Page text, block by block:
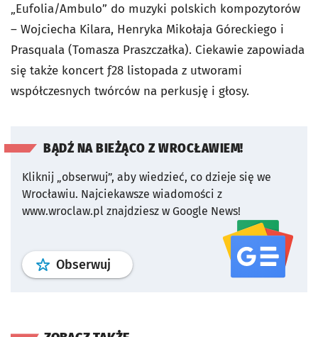
„Eufolia/Ambulo” do muzyki polskich kompozytorów
– Wojciecha Kilara, Henryka Mikołaja Góreckiego i
Prasquala (Tomasza Praszczałka). Ciekawie zapowiada
się także koncert ƒ28 listopada z utworami
współczesnych twórców na perkusję i głosy.
BĄDŹ NA BIEŻĄCO Z WROCŁAWIEM!
Kliknij „obserwuj”, aby wiedzieć, co dzieje się we
Wrocławiu. Najciekawsze wiadomości z
www.wroclaw.pl znajdziesz w Google News!
Obserwuj profil serwisu